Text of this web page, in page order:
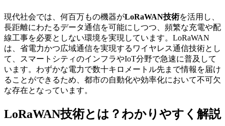
現代社会では、何百万もの機器がLoRaWAN技術を活用し、
長距離にわたるデータ通信を可能にしつつ、頻繁な充電や配
線工事を必要としない環境を実現しています。LoRaWAN
は、省電力かつ広域通信を実現するワイヤレス通信技術とし
て、スマートシティのインフラやIoT分野で急速に普及して
います。わずかな電力で数十キロメートル先まで情報を届け
ることができるため、都市の自動化や効率化において不可欠
な存在となっています。
LoRaWAN技術とは？わかりやすく解説